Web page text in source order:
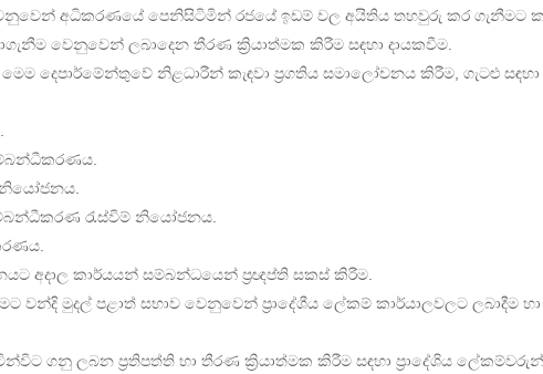
අධිකරණයේ පෙනිසිටිමින් රජයේ ඉඩම් වල අයිතිය තහවුරු කර ගැනීමට
වෙනුවෙන් ලබාදෙන තීරණ ක්‍රියාත්මක කිරීම සඳහා දායකවීම.
දෙපාර්මේන්තුවේ නිළධාරීන් කැඳවා ප්‍රගතිය සමාලෝචනය කිරීම, ගැටළු
නියෝජනය.
රැස්විම් නියෝජනය.
අදාල කාර්යයන් සම්බන්ධයෙන් ප්‍රඥප්ති සකස් කිරීම.
වන්දි මුදල් පළාත් සභාව වෙනුවෙන් ප්‍රාදේශීය ලේකම් කාර්යාලවලට ලබාදීම හා
ගනු ලබන ප්‍රතිපත්ති හා තීරණ ක්‍රියාත්මක කිරීම සඳහා ප්‍රාදේශිය